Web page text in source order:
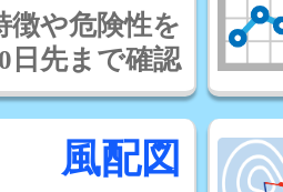
徴や危険性を
日先まで確認
風配図